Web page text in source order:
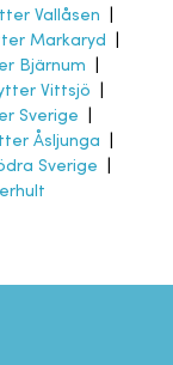
Vallåsen
Markaryd
Bjärnum
Vittsjö
Sverige
Åsljunga
Sverige